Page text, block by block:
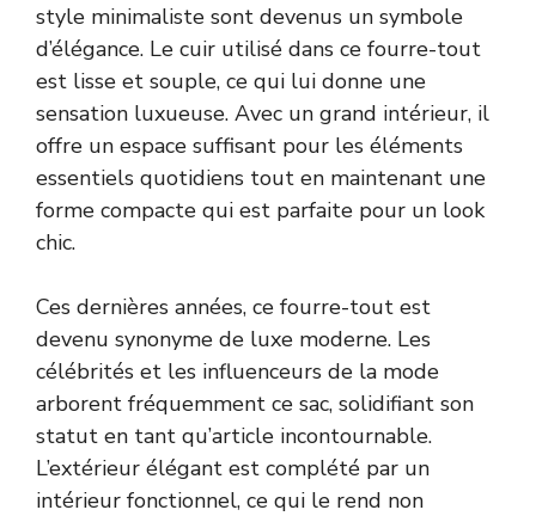
style minimaliste sont devenus un symbole
d’élégance. Le cuir utilisé dans ce fourre-tout
est lisse et souple, ce qui lui donne une
sensation luxueuse. Avec un grand intérieur, il
offre un espace suffisant pour les éléments
essentiels quotidiens tout en maintenant une
forme compacte qui est parfaite pour un look
chic.
Ces dernières années, ce fourre-tout est
devenu synonyme de luxe moderne. Les
célébrités et les influenceurs de la mode
arborent fréquemment ce sac, solidifiant son
statut en tant qu’article incontournable.
L’extérieur élégant est complété par un
intérieur fonctionnel, ce qui le rend non